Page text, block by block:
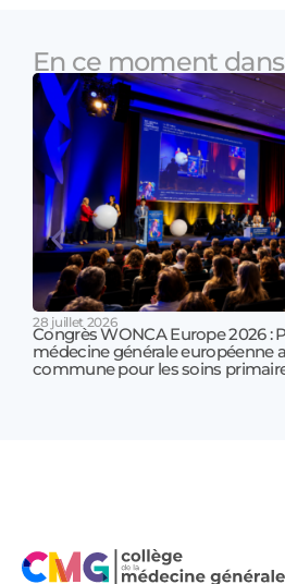
En ce moment
28 juillet 2026
Congrès WONCA Europe 2026 :
médecine générale européenne
commune pour les soins